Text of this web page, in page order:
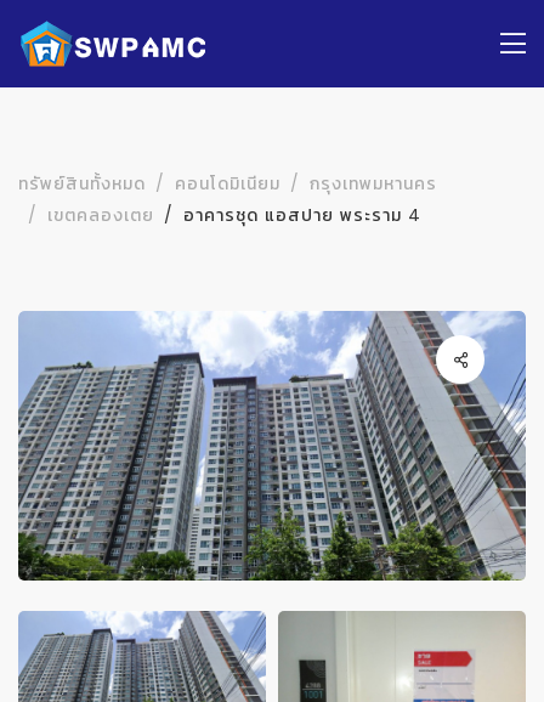
ทรัพย์สินทั้งหมด คอนโดมิเนียม
กรุงเทพมหานคร
เขตคลองเตย
อาคารชุด แอสปาย พระราม 4